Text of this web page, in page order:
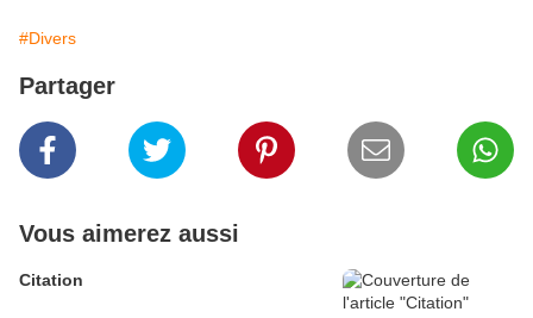
#Divers
Partager
Vous aimerez aussi
Citation